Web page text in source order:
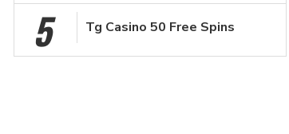
5 Tg Casino 50 Free Spins